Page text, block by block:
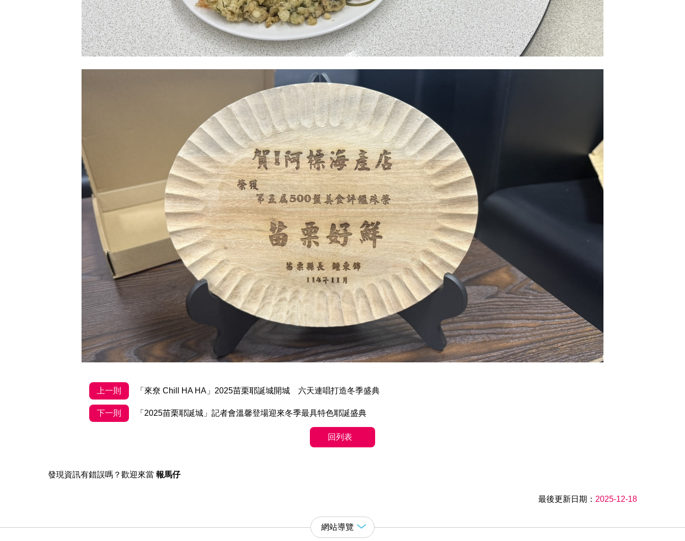
上一則 「來尞 Chill HA HA」2025苗栗耶誕城開城 六天連唱打造冬季盛典
下一則 「2025苗栗耶誕城」記者會溫馨登場迎來冬季最具特色耶誕盛典
回列表
發現資訊有錯誤嗎？歡迎來當報馬仔
最後更新日期： 2025-12-18
網站導覽